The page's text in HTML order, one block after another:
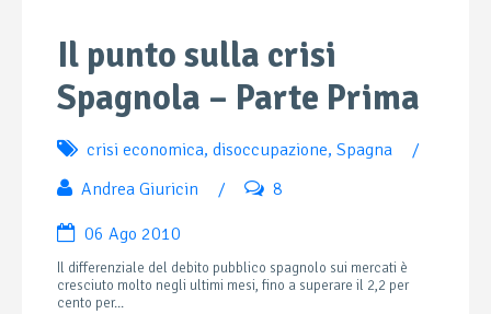
Il punto sulla crisi
Spagnola – Parte Prima
crisi economica, disoccupazione, Spagna
/
Andrea Giuricin
/ 8
06 Ago 2010
Il differenziale del debito pubblico spagnolo sui mercati è
cresciuto molto negli ultimi mesi, fino a superare il 2,2 per
cento per...